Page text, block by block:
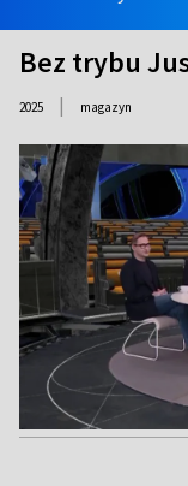
Bez trybu
2025 | magazyn